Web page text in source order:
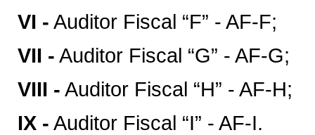
VI - Auditor Fiscal “F” - AF-F;
VII - Auditor Fiscal “G” - AF-G;
VIII - Auditor Fiscal “H” - AF-H;
IX - Auditor Fiscal “I” - AF-I.